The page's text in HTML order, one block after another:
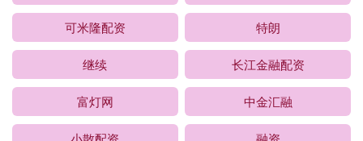
可米隆配资 特朗
继续 长江金融配资
富灯网 中金汇融